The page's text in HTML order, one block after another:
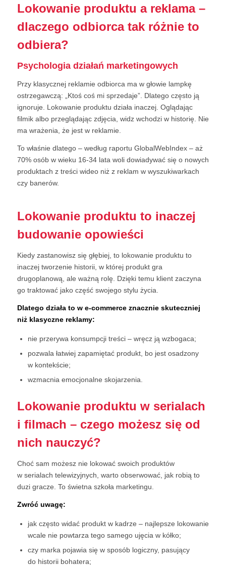
Lokowanie produktu a reklama –
dlaczego odbiorca tak różnie to
odbiera?
Psychologia działań marketingowych
Przy klasycznej reklamie odbiorca ma w głowie lampkę
ostrzegawczą: „Ktoś coś mi sprzedaje”. Dlatego często ją
ignoruje. Lokowanie produktu działa inaczej. Oglądając
filmik albo przeglądając zdjęcia, widz wchodzi w historię. Nie
ma wrażenia, że jest w reklamie.
To właśnie dlatego – według raportu GlobalWebIndex – aż
70% osób w wieku 16-34 lata woli dowiadywać się o nowych
produktach z treści wideo niż z reklam w wyszukiwarkach
czy banerów.
Lokowanie produktu to inaczej
budowanie opowieści
Kiedy zastanowisz się głębiej, to lokowanie produktu to
inaczej tworzenie historii, w której produkt gra
drugoplanową, ale ważną rolę. Dzięki temu klient zaczyna
go traktować jako część swojego stylu życia.
Dlatego działa to w e-commerce znacznie skuteczniej
niż klasyczne reklamy:
nie przerywa konsumpcji treści – wręcz ją wzbogaca;
pozwala łatwiej zapamiętać produkt, bo jest osadzony
w kontekście;
wzmacnia emocjonalne skojarzenia.
Lokowanie produktu w serialach
i filmach – czego możesz się od
nich nauczyć?
Choć sam możesz nie lokować swoich produktów
w serialach telewizyjnych, warto obserwować, jak robią to
duzi gracze. To świetna szkoła marketingu.
Zwróć uwagę:
jak często widać produkt w kadrze – najlepsze lokowanie
wcale nie powtarza tego samego ujęcia w kółko;
czy marka pojawia się w sposób logiczny, pasujący
do historii bohatera;